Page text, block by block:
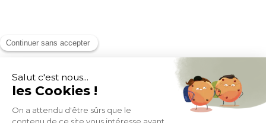
MOYENS DE PAIEMENT